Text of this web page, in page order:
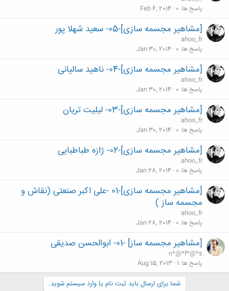
پاسخ ها 0
Feb 6, 2014
[مشاهیر مجسمه سازی]-05- سعید شهلا پور
ahoo_fr
پاسخ ها 0
Jan 30, 2014
[مشاهیر مجسمه سازی]-04- ناهید سالیانی
ahoo_fr
پاسخ ها 0
Jan 30, 2014
[مشاهیر مجسمه سازی]-03- لیلیت تریان
ahoo_fr
پاسخ ها 0
Jan 30, 2014
[مشاهیر مجسمه سازی]-02- ژازه طباطبایی
ahoo_fr
پاسخ ها 0
Jan 28, 2014
[مشاهیر مجسمه سازی]-01 -علی اکبر صنعتی (نقاش و
مجسمه ساز )
ahoo_fr
پاسخ ها 0
Jan 28, 2014
[مشاهیر مجسمه ساز] -01- ابوالحسن صدیقی
n*@*f*@*s
پاسخ ها 1
Aug 15, 2013
شما برای ارسال باید ثبت نام یا وارد سیستم شوید.